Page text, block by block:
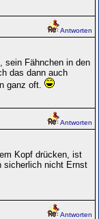
Antworten
sein Fähnchen in den
das dann auch
ganz oft.
Antworten
Kopf drücken, ist
sicherlich nicht Ernst
Antworten